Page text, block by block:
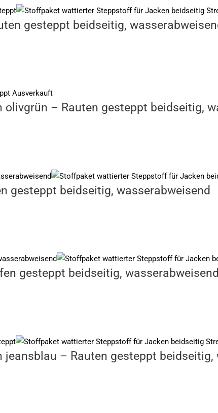
gesteppt beidseitig,
Ausverkauft
– Rauten gesteppt beidseitig,
gesteppt beidseitig, wasserabweisend
gesteppt beidseitig, wasserabweisend
– Rauten gesteppt beidseitig,